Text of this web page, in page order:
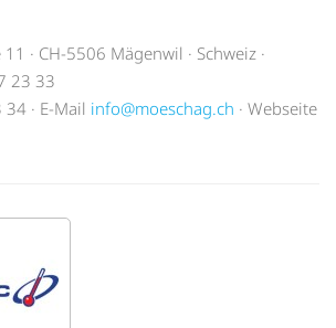
· CH-5506 Mägenwil · Schweiz ·
23 33
· E-Mail info@moeschag.ch · Webseite